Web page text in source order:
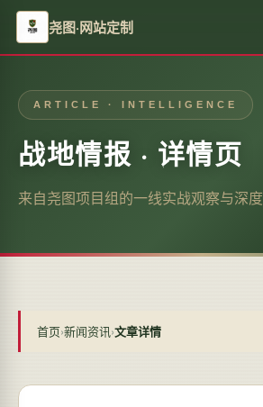
尧图·网站定制
ARTICLE · INTELLIGENCE
战地情报 · 详情页
来自尧图项目组的一线实战观察与深
首页›新闻资讯›文章详情